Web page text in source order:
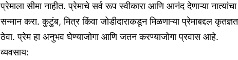
प्रेमाला सीमा नाहीत. प्रेमाचे सर्व रूप स्वीकारा आणि आनंद देणाऱ्या नात्यांचा
सन्मान करा. कुटुंब, मित्र किंवा जोडीदाराकडून मिळणाऱ्या प्रेमाबद्दल
ठेवा. प्रेम हा अनुभव घेण्याजोगा आणि जतन करण्याजोगा प्रवास आहे.
व्यवसाय: